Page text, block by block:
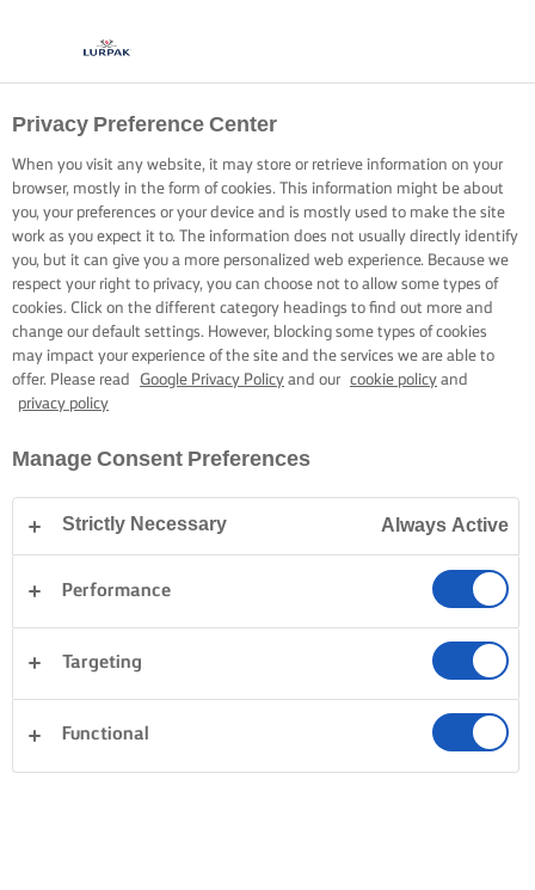
Privacy Preference Center
When you visit any website, it may store or retrieve information on your
browser, mostly in the form of cookies. This information might be about
you, your preferences or your device and is mostly used to make the site
work as you expect it to. The information does not usually directly identify
you, but it can give you a more personalized web experience. Because we
respect your right to privacy, you can choose not to allow some types of
cookies. Click on the different category headings to find out more and
change our default settings. However, blocking some types of cookies
may impact your experience of the site and the services we are able to
offer. Please read
Google Privacy Policy and our cookie policy and
privacy policy
Manage Consent Preferences
Strictly Necessary Always Active
Performance
Targeting
Functional